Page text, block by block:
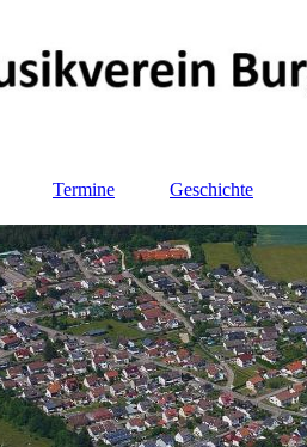
Termine Geschichte